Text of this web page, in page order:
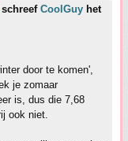
schreef CoolGuy het
door te komen',
je zomaar
is, dus die 7,68
ook niet.